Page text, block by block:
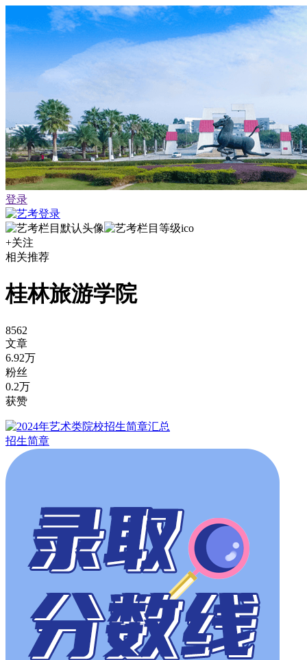
登录
+关注
相关推荐
桂林旅游学院
8562
文章
6.92万
粉丝
0.2万
获赞
招生简章